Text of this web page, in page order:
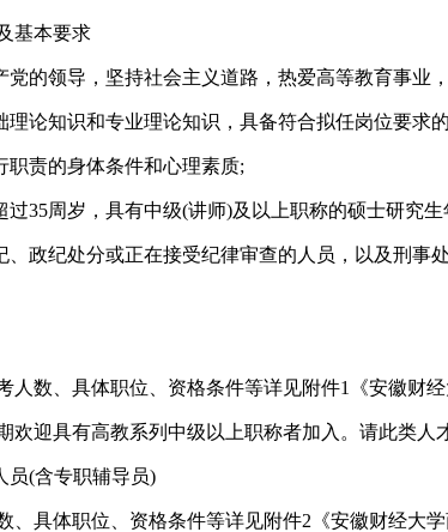
本要求
领导，坚持社会主义道路，热爱高等教育事业
知识和专业理论知识，具备符合拟任岗位要求
责的身体条件和心理素质;
周岁，具有中级(讲师)及以上职称的硕士研究生
纪处分或正在接受纪律审查的人员，以及刑事
数、具体职位、资格条件等详见附件1《安徽财经
具有高教系列中级以上职称者加入。请此类人才
(含专职辅导员)
具体职位、资格条件等详见附件2《安徽财经大学